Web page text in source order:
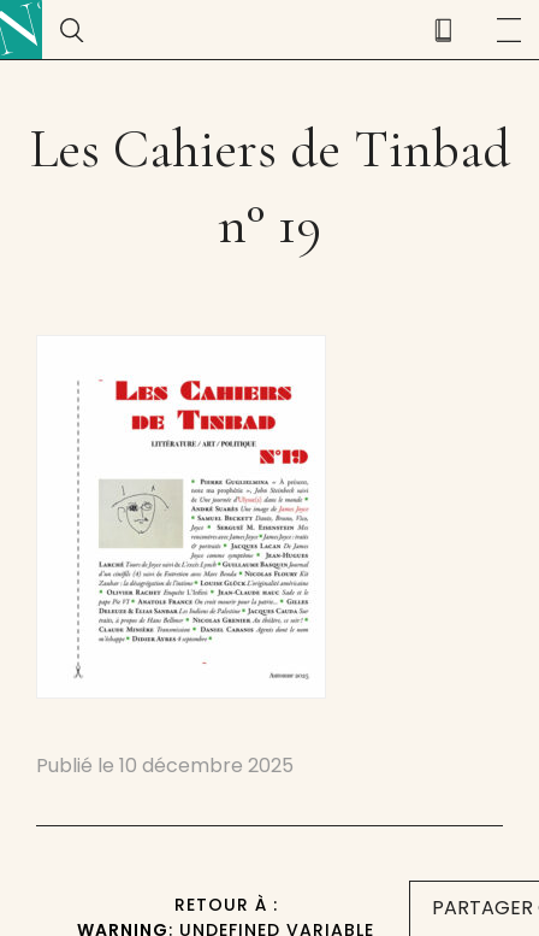
Les Cahiers de Tinbad
n° 19
Publié le 10 décembre 2025
RETOUR À :
WARNING: UNDEFINED VARIABLE